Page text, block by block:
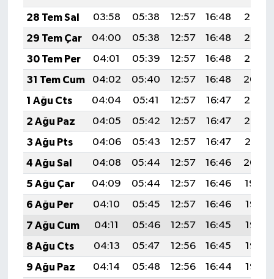
28 Tem Sal
03:58 05:38 12:57 16:48
20:07
29 Tem Çar
04:00 05:38 12:57 16:48
20:06
30 Tem Per
04:01 05:39 12:57 16:48
20:05
31 Tem Cum
04:02 05:40 12:57 16:48
20:04
1 Ağu Cts
04:04 05:41 12:57 16:47
20:03
2 Ağu Paz
04:05 05:42 12:57 16:47
20:02
3 Ağu Pts
04:06 05:43 12:57 16:47
20:01
4 Ağu Sal
04:08 05:44 12:57 16:46
20:00
5 Ağu Çar
04:09 05:44 12:57 16:46
19:59
6 Ağu Per
04:10 05:45 12:57 16:46
19:58
7 Ağu Cum
04:11 05:46 12:57 16:45
19:57
8 Ağu Cts
04:13 05:47 12:56 16:45
19:56
9 Ağu Paz
04:14 05:48 12:56 16:44
19:55